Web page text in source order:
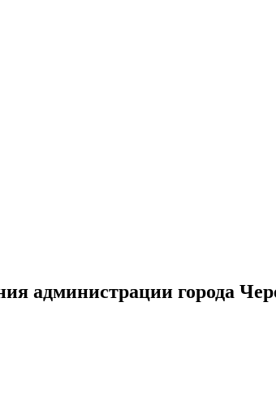
администрации города